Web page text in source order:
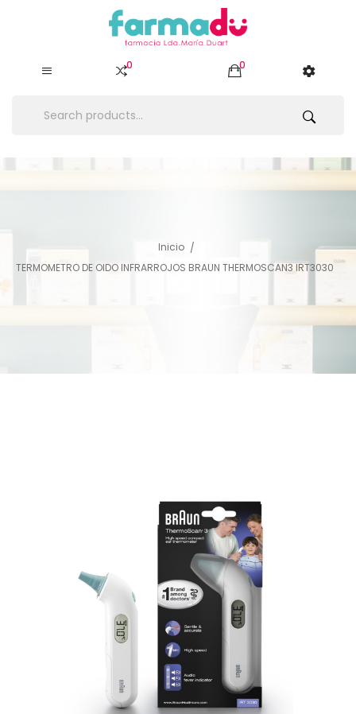
0 0
Inicio
TERMOMETRO DE OIDO INFRARROJOS BRAUN THERMOSCAN3 IRT3030